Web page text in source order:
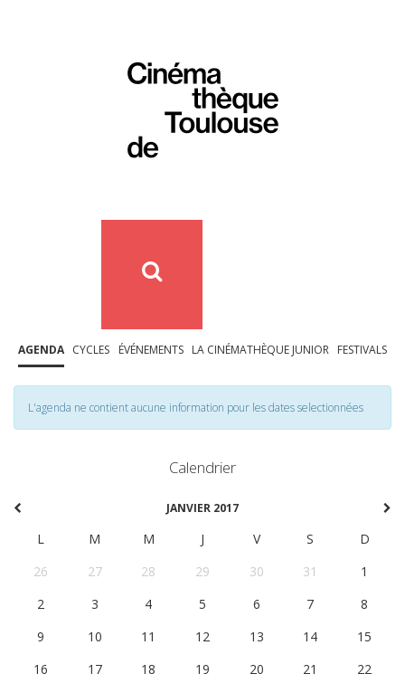
AGENDA CYCLES ÉVÉNEMENTS LA CINÉMATHÈQUE JUNIOR FESTIVALS
L'agenda ne contient aucune information pour les dates selectionnées
Calendrier
JANVIER 2017
L M M J V S
D
26
27 28 29 30 31
1
2
3 4 5 6 7
8
9
10 11 12 13 14
15
16
17 18 19 20 21
22